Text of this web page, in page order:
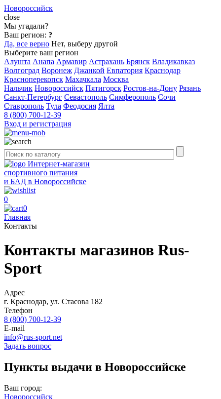
Новороссийск
close
Мы угадали?
Ваш регион: ?
Да, все верно Нет, выберу другой
Выберите ваш регион
Алушта Анапа Армавир Астрахань Брянск Владикавказ
Волгоград Воронеж Джанкой Евпатория Краснодар
Красноперекопск Махачкала Москва
Нальчик Новороссийск Пятигорск Ростов-на-Дону Рязань
Санкт-Петербург Севастополь Симферополь Сочи
Ставрополь Тула Феодосия Ялта
8 (800) 700-12-39
Вход и регистрация
Интернет-магазин
спортивного питания
и БАД в Новороссийске
0
0
Главная
Контакты
Контакты магазинов Rus-
Sport
Адрес
г. Краснодар, ул. Стасова 182
Телефон
8 (800) 700-12-39
E-mail
info@rus-sport.net
Задать вопрос
Пункты выдачи в Новороссийске
Ваш город:
Новороссийск